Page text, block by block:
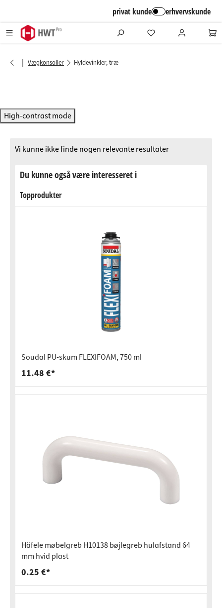
privat kunde erhvervskunde
| Vægkonsoller Hyldevinkler, træ
High-contrast mode
Vi kunne ikke finde nogen relevante resultater
Du kunne også være interesseret i
Topprodukter
Soudal PU-skum FLEXIFOAM, 750 ml
11.48 €*
Häfele møbelgreb H10138 bøjlegreb hulafstand 64
mm hvid plast
0.25 €*